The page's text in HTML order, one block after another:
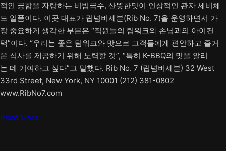
적인 궁합을 자랑하는 비빔국수, 산뜻한맛이 인상적인 관자 세비체
도 일품이다. 이곳 대표가 립넘버세븐(Rib No. 7)을 운영하면서 가
장 중요하게 생각한 부분은 “직원들의 팀워크와 손님과의 아이컨
택”이다. “우리는 좋은 팀워크와 맛으로 고객들에게 편안하고 즐거
운 식사를 제공하기 위해 노력할 것”, “특히 K-BBQ의 맛을 알리
는 데 기여하고 싶다”고 말했다. Rib No. 7 (립넘버세븐) 32 West
33rd Street, New York, NY 10001 (212) 381-0802
www.RibNo7.com
Read More